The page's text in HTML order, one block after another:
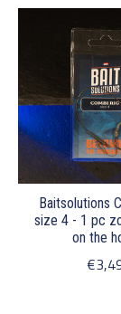
Baitsolutions
size 4 - 1 pc
on the